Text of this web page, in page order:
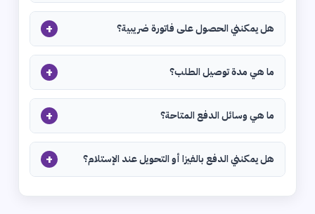
هل يمكنني الحصول على فاتورة ضريبية؟ +
ما هي مدة توصيل الطلب؟ +
ما هي وسائل الدفع المتاحة؟ +
هل يمكنني الدفع بالفيزا أو التحويل عند الإستلام؟ +